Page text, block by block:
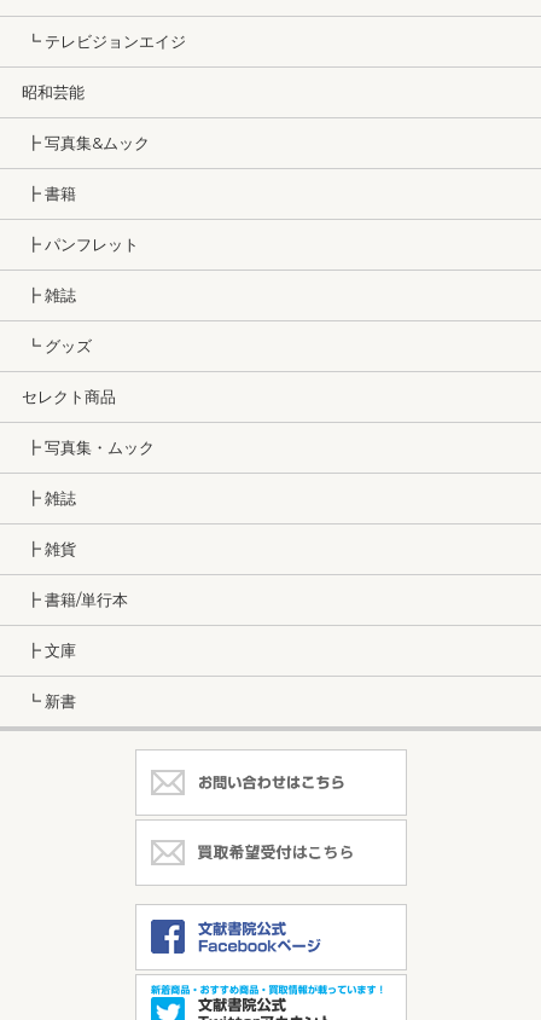
┗ テレビジョンエイジ
昭和芸能
┣ 写真集&ムック
┣ 書籍
┣ パンフレット
┣ 雑誌
┗ グッズ
セレクト商品
┣ 写真集・ムック
┣ 雑誌
┣ 雑貨
┣ 書籍/単行本
┣ 文庫
┗ 新書